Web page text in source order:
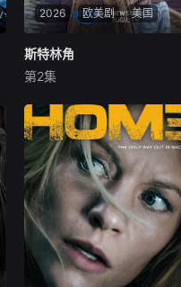
2026 欧美剧 美国
斯特林角
17岁的纽约少女Annie（艾拉·
鲁宾 饰）和双胞胎哥哥由养父
抚养长大。她无意中继承了神
秘外祖父在加拿大的一座岛
屿。于是她前往加拿大度过了
一个夏天。在那里，她结交了
新朋友，收获了浪漫爱情，并
揭开了家族
斯特林角
第2集